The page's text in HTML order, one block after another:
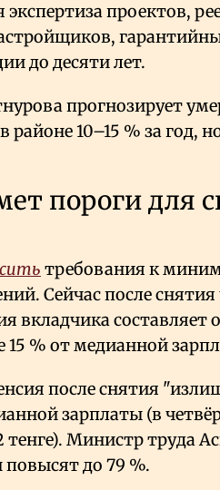
экспертиза проектов,
до десяти лет.
прогнозирует
10–15 % за год,
пороги для
требования к
Сейчас после снятия
вкладчика составляет
15 % от медианной
после снятия
зарплаты (в
тенге). Министр труда
до 79 %.